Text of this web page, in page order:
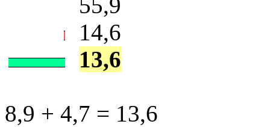
14,6
13,6
8,9 + 4,7 = 13,6